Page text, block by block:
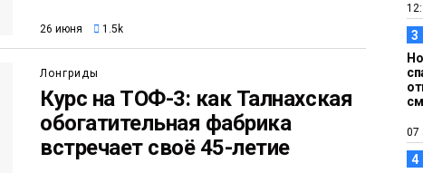
26 июня 1.5k
Лонгриды
Курс на ТОФ-3: как Талнахская
обогатительная фабрика
встречает своё 45-летие
3
07
4